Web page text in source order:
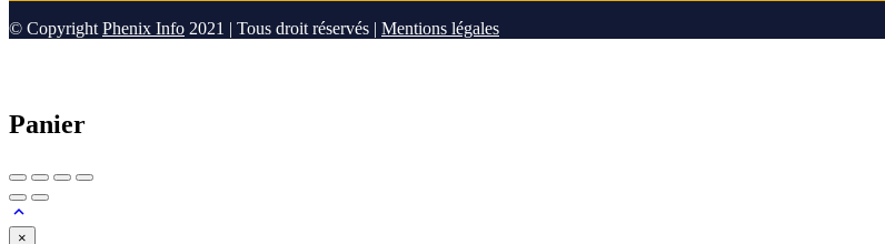
© Copyright Phenix Info 2021 | Tous droit réservés | Mentions légales
Panier
×